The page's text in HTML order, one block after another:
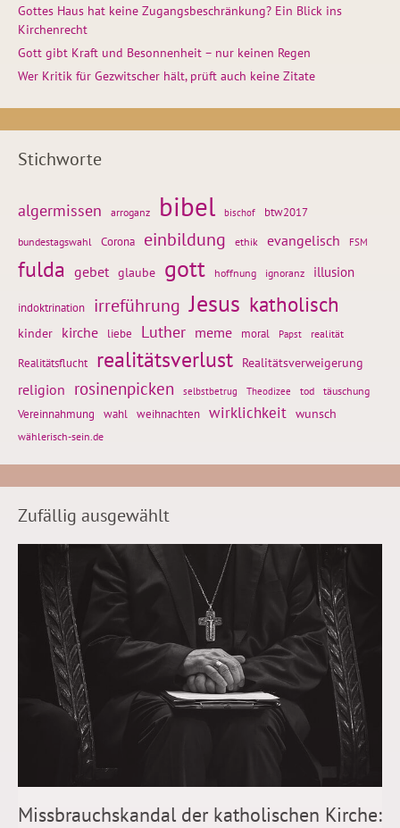
Gottes Haus hat keine Zugangsbeschränkung? Ein Blick ins
Kirchenrecht
Gott gibt Kraft und Besonnenheit – nur keinen Regen
Wer Kritik für Gezwitscher hält, prüft auch keine Zitate
Stichworte
algermissen arroganz bibel bischof btw2017
bundestagswahl Corona einbildung ethik evangelisch FSM
fulda gebet glaube gott hoffnung ignoranz illusion
indoktrination irreführung Jesus katholisch
kinder kirche liebe Luther meme moral Papst realität
Realitätsflucht realitätsverlust Realitätsverweigerung
religion rosinenpicken selbstbetrug Theodizee tod täuschung
Vereinnahmung wahl weihnachten wirklichkeit wunsch
wählerisch-sein.de
Zufällig ausgewählt
Missbrauchskandal der katholischen Kirche: